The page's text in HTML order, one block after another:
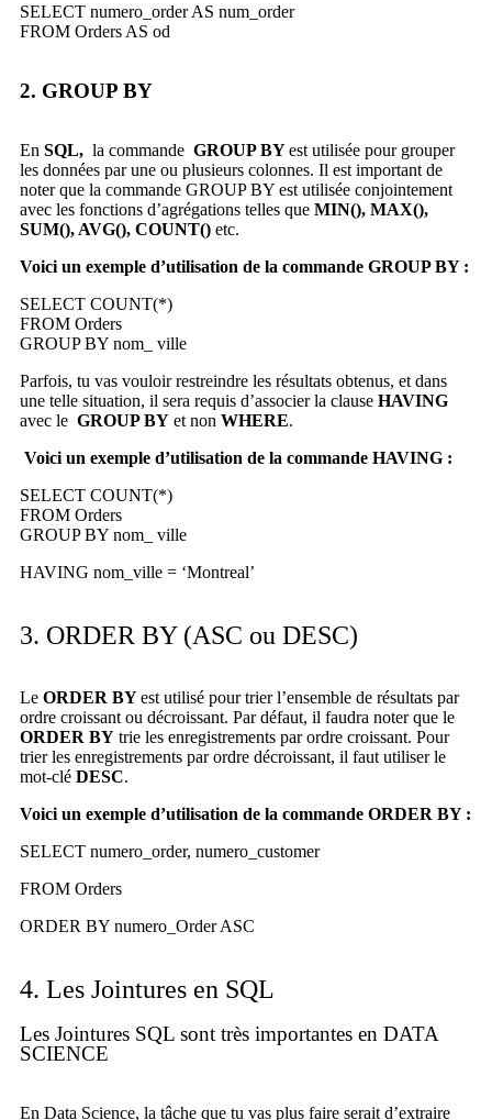
SELECT numero_order AS num_order
FROM Orders AS od
2. GROUP BY
En SQL, la commande GROUP BYest utilisée pour grouper
les données par une ou plusieurs colonnes. Il est important de
noter que la commande GROUP BY est utilisée conjointement
avec les fonctions d’agrégations telles que MIN(), MAX(),
SUM(), AVG(), COUNT() etc.
Voici un exemple d’utilisation de la commande GROUP BY :
SELECT COUNT(*)
FROM Orders
GROUP BY nom_ ville
Parfois, tu vas vouloir restreindre les résultats obtenus, et dans
une telle situation, il sera requis d’associer la clause HAVING
avec le GROUP BY et non WHERE.
Voici un exemple d’utilisation de la commande HAVING :
SELECT COUNT(*)
FROM Orders
GROUP BY nom_ ville
HAVING nom_ville = ‘Montreal’
3. ORDER BY (ASC ou DESC)
Le ORDER BYest utilisé pour trier l’ensemble de résultats par
ordre croissant ou décroissant. Par défaut, il faudra noter que le
ORDER BY trie les enregistrements par ordre croissant. Pour
trier les enregistrements par ordre décroissant, il faut utiliser le
mot-clé DESC.
Voici un exemple d’utilisation de la commande ORDER BY :
SELECT numero_order, numero_customer
FROM Orders
ORDER BY numero_Order ASC
4. Les Jointures en SQL
Les Jointures SQL sont très importantes en DATA
SCIENCE
En Data Science, la tâche que tu vas plus faire serait d’extraire